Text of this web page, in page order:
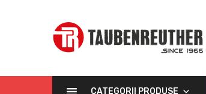
CATEGORII PRODUSE